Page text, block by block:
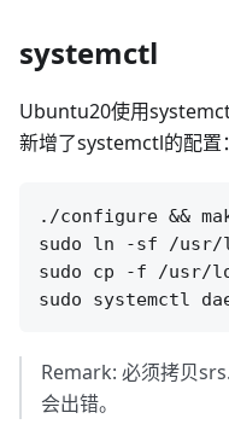
systemctl
Ubuntu20使用
新增了systemctl的配置：
./configure &&
sudo ln -sf /
sudo cp -f /usr/
Remark: 必须拷贝
会出错。